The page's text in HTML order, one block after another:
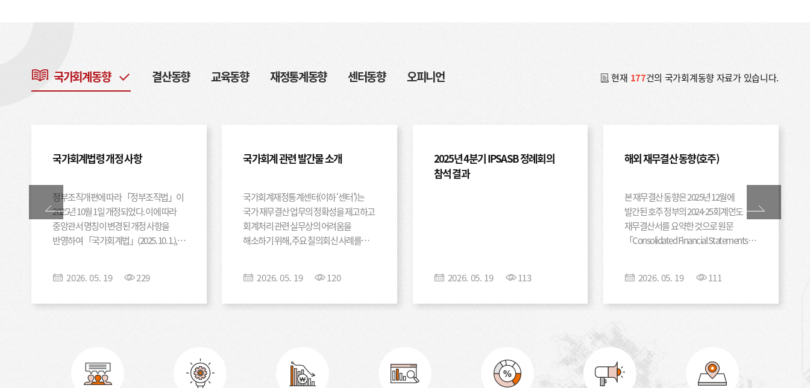
2일 80 대구컨벤션센터 (EXCO) 국가회계실무 7. 3.(금) 1일 80 수입·지출 3차 부산
국가회계이론 7. 8.(수) ~ 7. 9.(목) 2일 100 부산컨벤션센터 (BEXCO) 국가회계실무 7.
2일 80 김대중컨벤션 센터 국가회계실무 8. 14.(금) 1일 80 수입·지출 7차 서울
국가회계이론 9. 2.(수) ~ 9. 3.(목) 2일 120 스페이스쉐어 서울역센터 국가회계실무 9. 4.
100 정부세종컨벤션센터 국가회계실무 9. 11.(금) 1일 100 국유·물품 /사업담당자 9차
무관 국가회계이론 9. 16.(수) ~ 9. 17.(목) 2일 100 실시간 비대면 온라인 국가회계실무
9. 18.(금) 1일 100 수입·지출 10차 무관 국가회계이론 9. 30.(수) ~ 10. 1.(목) 2일 100
실시간 비대면 온라인 국가회계실무 10. 2.(금) 1일 100 국유·물품 /사업담당자 11차
서울 재무결산실무 10. 15.(목) ~ 10. 16.(금) 2일 100 스페이스쉐어 삼성역센터 12차
일정은 변경될 수 있음 4. 신청 방법 및 일정 □ 국가회계교육포털에서 본인인증 후 선착순
과정은 7월 1일부터 신청 가능, 1일이 휴일일 경우 이후 평일 신청) 5. 기타 □ (수료)
사전에 비대면 교육시스템 및 참가방법 안내 예정 □ (기타) 교육방식 및 장소, 또는 일정이
변경될 수 있음 □ (참고) 결산업무 및 주요일정 등을 참고할 수 있는 ‘재무결산 첫걸음’
첨부 6. 관련 문의 : 국가회계재정통계센터 결산분석팀 김상현 선임연구원 Tel. 044-414-
관한 지침 581 23. 정부조직개편 회계처리지침 593 Ⅳ. 계정과목 해설서 605 Ⅴ.
국가재무제표 결산개요 개선방안(주요 5개국 사례를 중심으로)
I. 서론 1 1. 연구목적과 필요성 1 2. 연구 범위와 방법 1 3. 선행연구와 본 연구의
차별성 2 Ⅱ. 국가재무제표 결산개요 현황 4 1. 2024회계연도 국가결산개요 4 가.
국가결산개요 현황 4 나. 재무제표 관련 결산개요 현황 7 다. 문제점 11 2.
결산체계개편 주요 내용(2025회계연도) 15 가. 재정상태표 간소화 15 나.
책임성명서 32 다. 독립된 감사보고서 37 2. 결산요약 39 가. 미국 39 나. 영국 40
48 나. 재정운영 분석 94 다. 현금흐름 분석 119 4. 추가정보 149 가. 정책 설명 149
결산개요 개선방안 168 1. 결산보고서 신뢰도 제고 168 가. 장관 인사말 168 나.
독립된 감사보고서 172 2. 결산요약 174 3. 재무제표 분석 강화 174 가.
연금충당부채 정보 추가 174 나. 순부채 지표 추가 175 다. 분야별 순원가 추가 185
라. 관리재정수지와 재정운영결과 비교 186 마. 현금흐름 분석 188 4. 시각화 정보
강화 190 가. 주요 5개국의 정보 제공 현황 190 나. 개선방안 193 다. 소결 196 5.
[기타연구보고서] 2025 IPSASB 정례회의 안건 분석
국제공공부문회계기준(IPSAS) Ⅲ. 국가회계기준과 IPSAS의 관계 02╷2025
Financial Statements) 2. IPSAS 기준과 GFSM의 연계 강화(Strengthening
the Linkages Between IPSAS and GFSM) 3. 지속가능성
(Sustainability), 기후 관련 공시(Climate-related Disclosures) 4. 천연자원
(Natural Resources) 5. 중요성 판단 기준(Making Materiality
Judgements), 중요성 정의(Definition of Material) 6. 측정 - 적용단계
[기타연구보고서] 2025 국가회계 Q&A
국가회계동향 결산동향 교육동향 재정통계동향 센터동향 오피니언 현재 177건의 국가회계동향자료가 있습니다.
국가회계법령 개정 사항
정부조직개편에 따라 「정부조직법」이
2025년 10월 1일 개정되었다. 이에 따라
중앙관서 명칭이 변경된 개정 사항을
반영하여 「국가회계법」(2025. 10. 1.),
2.)이 개정되었으며, 「국가회계예규」
2026.05. 19 229
국가회계 관련 발간물 소개
국가회계재정통계센터(이하 ‘센터’)는
국가 재무결산 업무의 정확성을 제고하고
회계처리 관련 실무상의 어려움을
해소하기 위해, 주요 질의회신 사례를
2026.05. 19 120
2025년 4분기 IPSASB 정례회의
참석 결과
2026. 05. 19 113
해외 재무결산 동향(호주)
본 재무결산 동향은 2025년 12월에
발간된 호주 정부의 2024-25회계연도
재무결산서를 요약한 것으로 원문
「Consolidated Financial Statements
https://www.finance.gov.au/sites/defau
2026.05. 19 111
GFSM 2014의 연계 강화’ 발표
국가결산체계개편 시리즈 4
(결산보고서(주석) 주요 개정 사항)